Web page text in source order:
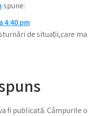
spune:
4:40 pm
de situații,care
fi publicată.Câmpurile